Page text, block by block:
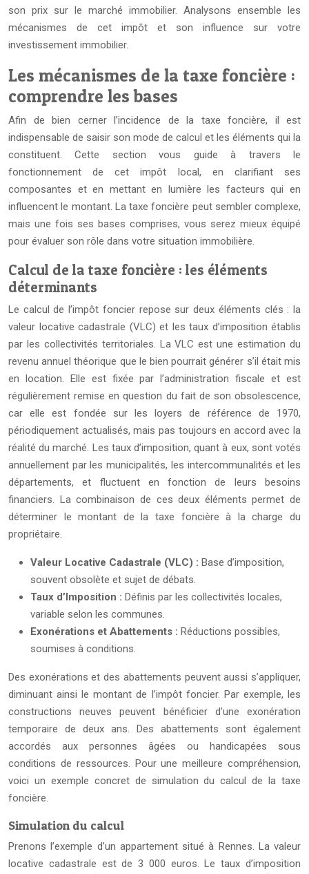
son prix sur le marché immobilier. Analysons ensemble les
mécanismes de cet impôt et son influence sur votre
investissement immobilier.
Les mécanismes de la taxe foncière :
comprendre les bases
Afin de bien cerner l’incidence de la taxe foncière, il est
indispensable de saisir son mode de calcul et les éléments qui la
constituent. Cette section vous guide à travers le
fonctionnement de cet impôt local, en clarifiant ses
composantes et en mettant en lumière les facteurs qui en
influencent le montant. La taxe foncière peut sembler complexe,
mais une fois ses bases comprises, vous serez mieux équipé
pour évaluer son rôle dans votre situation immobilière.
Calcul de la taxe foncière : les éléments
déterminants
Le calcul de l’impôt foncier repose sur deux éléments clés : la
valeur locative cadastrale (VLC) et les taux d’imposition établis
par les collectivités territoriales. La VLC est une estimation du
revenu annuel théorique que le bien pourrait générer s’il était mis
en location. Elle est fixée par l’administration fiscale et est
régulièrement remise en question du fait de son obsolescence,
car elle est fondée sur les loyers de référence de 1970,
périodiquement actualisés, mais pas toujours en accord avec la
réalité du marché. Les taux d’imposition, quant à eux, sont votés
annuellement par les municipalités, les intercommunalités et les
départements, et fluctuent en fonction de leurs besoins
financiers. La combinaison de ces deux éléments permet de
déterminer le montant de la taxe foncière à la charge du
propriétaire.
Valeur Locative Cadastrale (VLC) : Base d’imposition,
souvent obsolète et sujet de débats.
Taux d’Imposition : Définis par les collectivités locales,
variable selon les communes.
Exonérations et Abattements : Réductions possibles,
soumises à conditions.
Des exonérations et des abattements peuvent aussi s’appliquer,
diminuant ainsi le montant de l’impôt foncier. Par exemple, les
constructions neuves peuvent bénéficier d’une exonération
temporaire de deux ans. Des abattements sont également
accordés aux personnes âgées ou handicapées sous
conditions de ressources. Pour une meilleure compréhension,
voici un exemple concret de simulation du calcul de la taxe
foncière.
Simulation du calcul
Prenons l’exemple d’un appartement situé à Rennes. La valeur
locative cadastrale est de 3 000 euros. Le taux d’imposition